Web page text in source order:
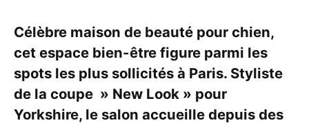
Célèbre maison de beauté pour chien,
cet espace bien-être figure parmi les
spots les plus sollicités à Paris. Styliste
de la coupe » New Look » pour
Yorkshire, le salon accueille depuis des